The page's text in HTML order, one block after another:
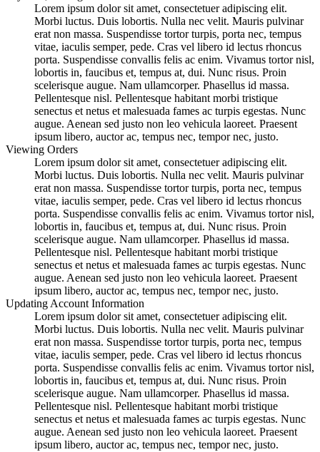
Lorem ipsum dolor sit amet, consectetuer adipiscing elit.
Morbi luctus. Duis lobortis. Nulla nec velit. Mauris pulvinar
erat non massa. Suspendisse tortor turpis, porta nec, tempus
vitae, iaculis semper, pede. Cras vel libero id lectus rhoncus
porta. Suspendisse convallis felis ac enim. Vivamus tortor nisl,
lobortis in, faucibus et, tempus at, dui. Nunc risus. Proin
scelerisque augue. Nam ullamcorper. Phasellus id massa.
Pellentesque nisl. Pellentesque habitant morbi tristique
senectus et netus et malesuada fames ac turpis egestas. Nunc
augue. Aenean sed justo non leo vehicula laoreet. Praesent
ipsum libero, auctor ac, tempus nec, tempor nec, justo.
Viewing Orders
Lorem ipsum dolor sit amet, consectetuer adipiscing elit.
Morbi luctus. Duis lobortis. Nulla nec velit. Mauris pulvinar
erat non massa. Suspendisse tortor turpis, porta nec, tempus
vitae, iaculis semper, pede. Cras vel libero id lectus rhoncus
porta. Suspendisse convallis felis ac enim. Vivamus tortor nisl,
lobortis in, faucibus et, tempus at, dui. Nunc risus. Proin
scelerisque augue. Nam ullamcorper. Phasellus id massa.
Pellentesque nisl. Pellentesque habitant morbi tristique
senectus et netus et malesuada fames ac turpis egestas. Nunc
augue. Aenean sed justo non leo vehicula laoreet. Praesent
ipsum libero, auctor ac, tempus nec, tempor nec, justo.
Updating Account Information
Lorem ipsum dolor sit amet, consectetuer adipiscing elit.
Morbi luctus. Duis lobortis. Nulla nec velit. Mauris pulvinar
erat non massa. Suspendisse tortor turpis, porta nec, tempus
vitae, iaculis semper, pede. Cras vel libero id lectus rhoncus
porta. Suspendisse convallis felis ac enim. Vivamus tortor nisl,
lobortis in, faucibus et, tempus at, dui. Nunc risus. Proin
scelerisque augue. Nam ullamcorper. Phasellus id massa.
Pellentesque nisl. Pellentesque habitant morbi tristique
senectus et netus et malesuada fames ac turpis egestas. Nunc
augue. Aenean sed justo non leo vehicula laoreet. Praesent
ipsum libero, auctor ac, tempus nec, tempor nec, justo.